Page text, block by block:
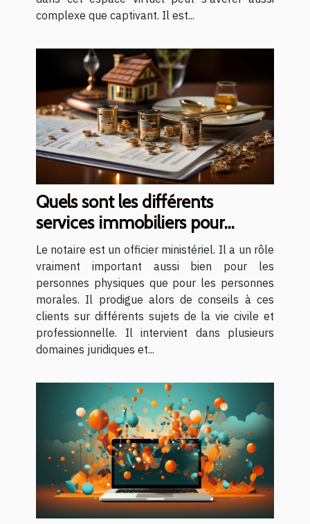
complexe que captivant. Il est...
Quels sont les différents
services immobiliers pour
lesquels il est judicieux de
recourir à un notaire ?
Le notaire est un officier ministériel. Il a un rôle
vraiment important aussi bien pour les
personnes physiques que pour les personnes
morales. Il prodigue alors de conseils à ces
clients sur différents sujets de la vie civile et
professionnelle. Il intervient dans plusieurs
domaines juridiques et...